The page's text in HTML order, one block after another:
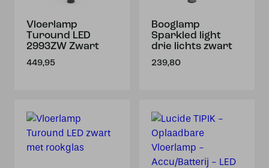
Vloerlamp
Turound LED
2993ZW Zwart
449,95
Booglamp
Sparkled light
drie lichts zwart
239,80